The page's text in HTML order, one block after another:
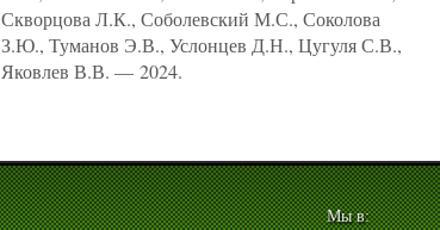
Скворцова Л.К., Соболевский М.С., Соколова
З.Ю., Туманов Э.В., Услонцев Д.Н., Цугуля С.В.,
Яковлев В.В. — 2024.
Мы в: